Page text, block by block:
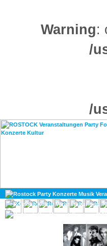
Warning:
/
/